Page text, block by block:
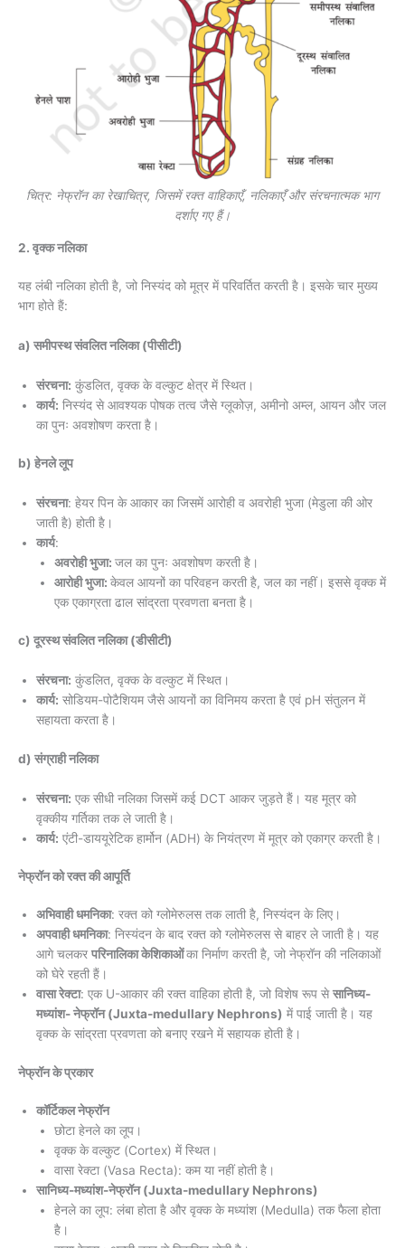
चित्र: नेफ्रॉन का रेखाचित्र, जिसमें रक्त वाहिकाएँ, नलिकाएँ और संरचनात्मक भाग
दर्शाए गए हैं।
2. वृक्क नलिका
यह लंबी नलिका होती है, जो निस्यंद को मूत्र में परिवर्तित करती है। इसके चार मुख्य
भाग होते हैं:
a) समीपस्थ संवलित नलिका (पीसीटी)
संरचना: कुंडलित, वृक्क के वल्कुट क्षेत्र में स्थित।
कार्य: निस्यंद से आवश्यक पोषक तत्व जैसे ग्लूकोज़, अमीनो अम्ल, आयन और जल
का पुनः अवशोषण करता है।
b) हेनले लूप
संरचना: हेयर पिन के आकार का जिसमें आरोही व अवरोही भुजा (मेडुला की ओर
जाती है) होती है।
कार्य:
अवरोही भुजा: जल का पुनः अवशोषण करती है।
आरोही भुजा: केवल आयनों का परिवहन करती है, जल का नहीं। इससे वृक्क में
एक एकाग्रता ढाल सांद्रता प्रवणता बनता है।
c) दूरस्थ संवलित नलिका (डीसीटी)
संरचना: कुंडलित, वृक्क के वल्कुट में स्थित।
कार्य: सोडियम-पोटैशियम जैसे आयनों का विनिमय करता है एवं pH संतुलन में
सहायता करता है।
d) संग्राही नलिका
संरचना: एक सीधी नलिका जिसमें कई DCT आकर जुड़ते हैं। यह मूत्र को
वृक्कीय गर्तिका तक ले जाती है।
कार्य: एंटी-डाययूरेटिक हार्मोन (ADH) के नियंत्रण में मूत्र को एकाग्र करती है।
नेफ्रॉन को रक्त की आपूर्ति
अभिवाही धमनिका: रक्त को ग्लोमेरुलस तक लाती है, निस्यंदन के लिए।
अपवाही धमनिका: निस्यंदन के बाद रक्त को ग्लोमेरुलस से बाहर ले जाती है। यह
आगे चलकर परिनालिका केशिकाओंका निर्माण करती है, जो नेफ्रॉन की नलिकाओं
को घेरे रहती हैं।
वासा रेक्टा: एक U-आकार की रक्त वाहिका होती है, जो विशेष रूप सेसानिध्य-
मध्यांश- नेफ्रॉन (Juxta-medullary Nephrons) में पाई जाती है। यह
वृक्क के सांद्रता प्रवणता को बनाए रखने में सहायक होती है।
नेफ्रॉन के प्रकार
कॉर्टिकल नेफ्रॉन
छोटा हेनले का लूप।
वृक्क के वल्कुट (Cortex) में स्थित।
वासा रेक्टा (Vasa Recta): कम या नहीं होती है।
सानिध्य-मध्यांश-नेफ्रॉन (Juxta-medullary Nephrons)
हेनले का लूप: लंबा होता है और वृक्क के मध्यांश (Medulla) तक फैला होता
है।